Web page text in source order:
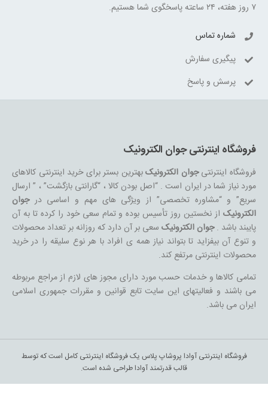
۷ روز هفته، ۲۴ ساعته پاسخگوی شما هستیم.
شماره تماس
پیگیری سفارش
پرسش و پاسخ
فروشگاه اینترنتی جوان الکترونیک
فروشگاه اینترنتیجوان الکترونیکبهترین بستر برای خرید اینترنتی کالاهای
مورد نیاز شما در ایران است . “اصل بودن کالا ، “گارانتی بازگشت” ، ” ارسال
سریع” و “مشاوره تخصصی” از ویژگی های مهم و اساسی درجوان
الکترونیکاز نخستین روز تأسیس بوده و تمام سعی خود را کرده تا به آن
پایبند باشد .جوان الکترونیکسعی بر آن دارد که روزانه بر تعداد محصولات
و تنوع آن بیفزاید تا بتواند نیاز همه ی افراد با هر نوع سلیقه را در خرید
محصولات اینترنتی مرتفع کند.
تمامی کالاها و خدمات حسب مورد دارای مجوز های لازم از مراجع مربوطه
می باشند و فعالیتهای این سایت تابع قوانین و مقررات جمهوری اسلامی
ایران می باشد.
فروشگاه اینترنتی آوادا پروشاپ پلاس یک فروشگاه اینترنتی کامل است که توسط
قالب قدرتمند آوادا طراحی شده است.